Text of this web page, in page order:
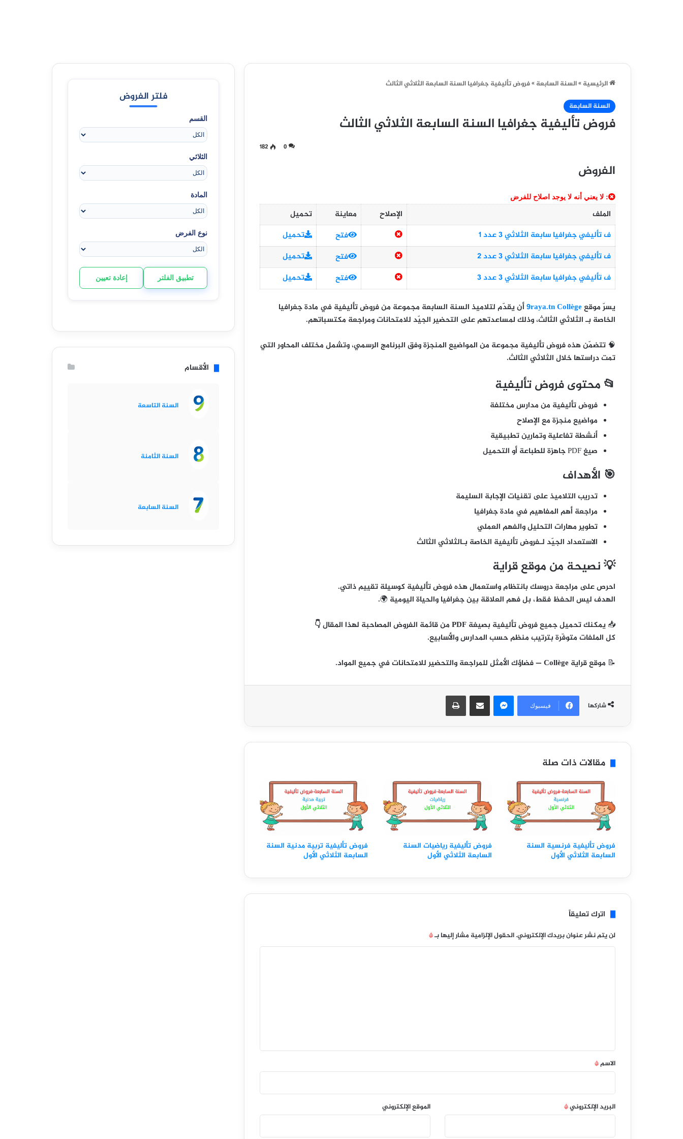
الرئيسية»السنة السابعة»فروض تأليفية جغرافيا السنة السابعة الثلاثي الثالث
السنة السابعة
فروض تأليفية جغرافيا السنة السابعة الثلاثي الثالث
0
182
الفروض
: لا يعني أنه لا يوجد اصلاح للفرض
الملف الإصلاح معاينة
تحميل
ف تأليفي جغرافيا سابعة الثلاثي 3 عدد 1
فتح
تحميل
ف تأليفي جغرافيا سابعة الثلاثي 3 عدد 2
فتح
تحميل
ف تأليفي جغرافيا سابعة الثلاثي 3 عدد 3
فتح تحميل
يسرّ موقع9raya.tn Collègeأن يقدّم لتلاميذ السنة السابعة مجموعة منفروض تأليفية في مادة جغرافيا
الخاصة بـالثلاثي الثالث، وذلك لمساعدتهم على التحضير الجيّد للامتحانات ومراجعة مكتسباتهم.
🧠 تتضمّن هذه فروض تأليفية مجموعة من المواضيع المنجزة وفق البرنامج الرسمي، وتشمل مختلف المحاور التي
تمت دراستها خلال الثلاثي الثالث.
📂 محتوى فروض تأليفية
فروض تأليفية من مدارس مختلفة
مواضيع منجزة مع الإصلاح
أنشطة تفاعلية وتمارين تطبيقية
صيغ PDF جاهزة للطباعة أو التحميل
🎯 الأهداف
تدريب التلاميذ على تقنيات الإجابة السليمة
مراجعة أهم المفاهيم في مادة جغرافيا
تطوير مهارات التحليل والفهم العملي
الاستعداد الجيّد لـفروض تأليفية الخاصة بـالثلاثي الثالث
💡 نصيحة من موقع قراية
احرص على مراجعة دروسك بانتظام واستعمال هذه فروض تأليفية كوسيلة تقييم ذاتي.
الهدف ليس الحفظ فقط، بلفهم العلاقة بين جغرافيا والحياة اليومية 🌍.
📥 يمكنك تحميل جميع فروض تأليفية بصيغة PDF من قائمة الفروض المصاحبة لهذا المقال 👇
كل الملفات متوفّرة بترتيب منظم حسب المدارس والأسابيع.
📝 موقع قراية Collège — فضاؤك الأمثل للمراجعة والتحضير للامتحانات في جميع المواد.
شاركها فيسبوك
مشاركة عبر البريد
مقالات ذات صلة
فروض تأليفية فرنسية السنة
السابعة الثلاثي الأول
فروض تأليفية رياضيات السنة
السابعة الثلاثي الأول
فروض تأليفية تربية مدنية السنة
السابعة الثلاثي الأول
اترك تعليقاً
لن يتم نشر عنوان بريدك الإلكتروني.الحقول الإلزامية مشار إليها بـ*
*
الاسم*
البريد الإلكتروني* الموقع الإلكتروني
فلتر الفروض
القسم
الثلاثي
المادة
نوع الفرض
تطبيق الفلتر إعادة تعيين
الأقسام
السنة التاسعة
السنة الثامنة
السنة السابعة